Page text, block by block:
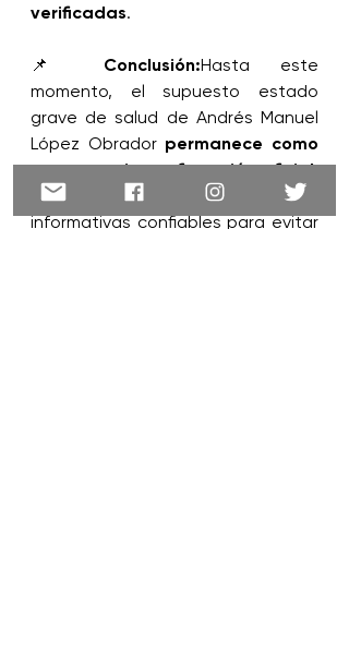
verificadas.
📌 Conclusión:Hasta este
momento, el supuesto estado
grave de salud de Andrés Manuel
López Obrador permanece como
un rumor sin confirmación oficial.
Se recomienda seguir fuentes
informativas confiables para evitar